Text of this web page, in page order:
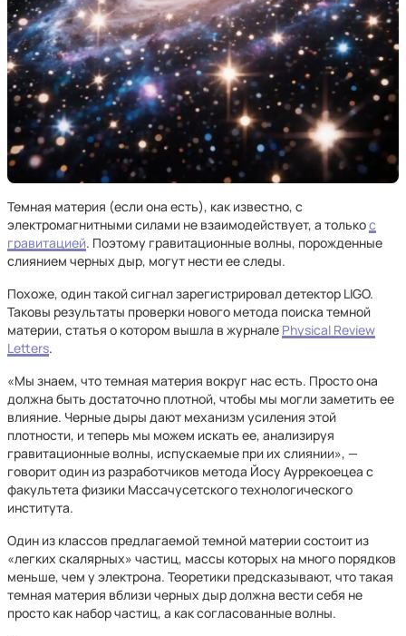
Темная материя (если она есть), как известно, с
электромагнитными силами не взаимодействует, а толькос
гравитацией. Поэтому гравитационные волны, порожденные
слиянием черных дыр, могут нести ее следы.
Похоже, один такой сигнал зарегистрировал детектор LIGO.
Таковы результаты проверки нового метода поиска темной
материи, статья о котором вышла в журнале Physical Review
Letters.
«Мы знаем, что темная материя вокруг нас есть. Просто она
должна быть достаточно плотной, чтобы мы могли заметить ее
влияние. Черные дыры дают механизм усиления этой
плотности, и теперь мы можем искать ее, анализируя
гравитационные волны, испускаемые при их слиянии», —
говорит один из разработчиков метода Йосу Ауррекоецеа с
факультета физики Массачусетского технологического
института.
Один из классов предлагаемой темной материи состоит из
«легких скалярных» частиц, массы которых на много порядков
меньше, чем у электрона. Теоретики предсказывают, что такая
темная материя вблизи черных дыр должна вести себя не
просто как набор частиц, а как согласованные волны.